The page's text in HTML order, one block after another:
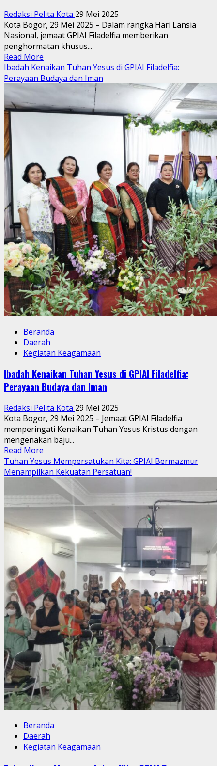
Redaksi Pelita Kota 29 Mei 2025
Kota Bogor, 29 Mei 2025 – Dalam rangka Hari Lansia
Nasional, jemaat GPIAI Filadelfia memberikan
penghormatan khusus...
Read More
more
about
dalam
Sebuah
Warisan
yang
Berharga
Ibadah Kenaikan Tuhan Yesus di GPIAI Filadelfia:
Perayaan Budaya dan Iman
Beranda
Daerah
Kegiatan Keagamaan
Ibadah Kenaikan Tuhan Yesus di GPIAI Filadelfia:
Perayaan Budaya dan Iman
Redaksi Pelita Kota 29 Mei 2025
Kota Bogor, 29 Mei 2025 – Jemaat GPIAI Filadelfia
memperingati Kenaikan Tuhan Yesus Kristus dengan
mengenakan baju...
Read More
more
about
Ibadah
Kenaikan
Tuhan
di
GPIAI
Filadelfia:
Perayaan
Budaya
dan
Iman
Tuhan Yesus Mempersatukan Kita: GPIAI Bermazmur
Menampilkan Kekuatan Persatuan!
Beranda
Daerah
Kegiatan Keagamaan